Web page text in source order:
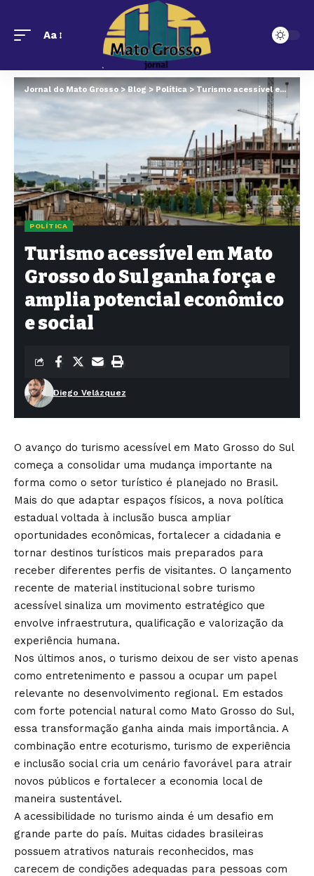
Aa
Jornal do Mato Grosso>Blog> Política> Turismo acessível em Mato Grosso do Sul ganha força e amplia potencial econômico e social
POLÍTICA
Turismo acessível em Mato
Grosso do Sul ganha força e
amplia potencial econômico
e social
Diego Velázquez
O avanço do turismo acessível em Mato Grosso do Sul
começa a consolidar uma mudança importante na
forma como o setor turístico é planejado no Brasil.
Mais do que adaptar espaços físicos, a nova política
estadual voltada à inclusão busca ampliar
oportunidades econômicas, fortalecer a cidadania e
tornar destinos turísticos mais preparados para
receber diferentes perfis de visitantes. O lançamento
recente de material institucional sobre turismo
acessível sinaliza um movimento estratégico que
envolve infraestrutura, qualificação e valorização da
experiência humana.
Nos últimos anos, o turismo deixou de ser visto apenas
como entretenimento e passou a ocupar um papel
relevante no desenvolvimento regional. Em estados
com forte potencial natural como Mato Grosso do Sul,
essa transformação ganha ainda mais importância. A
combinação entre ecoturismo, turismo de experiência
e inclusão social cria um cenário favorável para atrair
novos públicos e fortalecer a economia local de
maneira sustentável.
A acessibilidade no turismo ainda é um desafio em
grande parte do país. Muitas cidades brasileiras
possuem atrativos naturais reconhecidos, mas
carecem de condições adequadas para pessoas com